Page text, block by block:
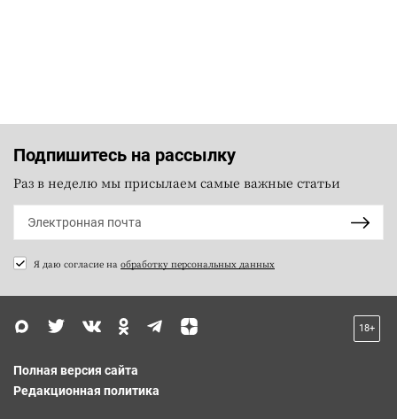
Подпишитесь на рассылку
Раз в неделю мы присылаем самые важные статьи
Я даю согласие на обработку персональных данных
18+
Полная версия сайта
Редакционная политика